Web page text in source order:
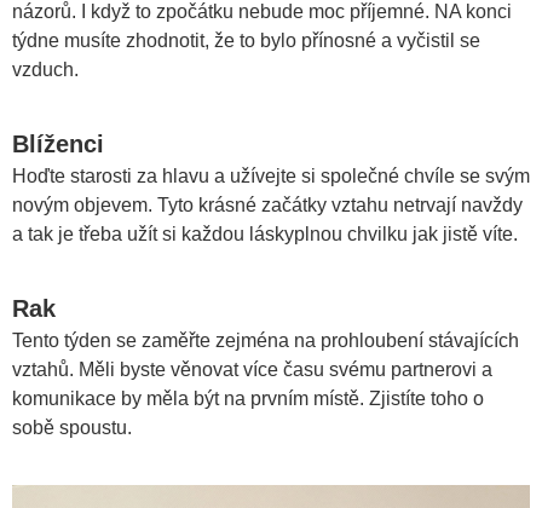
názorů. I když to zpočátku nebude moc příjemné. NA konci
týdne musíte zhodnotit, že to bylo přínosné a vyčistil se
vzduch.
Blíženci
Hoďte starosti za hlavu a užívejte si společné chvíle se svým
novým objevem. Tyto krásné začátky vztahu netrvají navždy
a tak je třeba užít si každou láskyplnou chvilku jak jistě víte.
Rak
Tento týden se zaměřte zejména na prohloubení stávajících
vztahů. Měli byste věnovat více času svému partnerovi a
komunikace by měla být na prvním místě. Zjistíte toho o
sobě spoustu.